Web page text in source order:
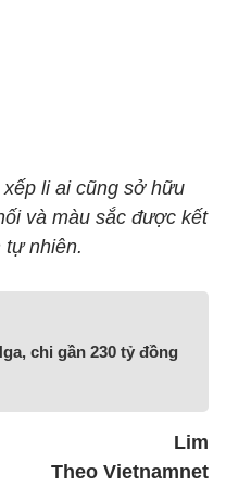
li ai cũng sở hữu
và màu sắc được kết
tự nhiên.
chi gần 230 tỷ đồng
Lim
Theo Vietnamnet